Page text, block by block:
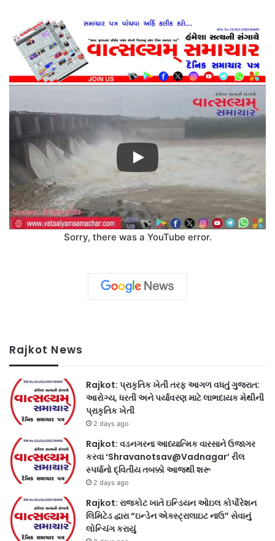
Sorry, there was a YouTube error.
Rajkot News
Rajkot: પ્રાકૃતિક ખેતી તરફ આગળ વધતું ગુજરાત:
આરોગ્ય, ધરતી અને પર્યાવરણ માટે લાભદાયક મેથીની
પ્રાકૃતિક ખેતી
2 days ago
Rajkot: વડનગરના આધ્યાત્મિક વારસાને ઉજાગર
કરવા ‘Shravanotsav@Vadnagar’ રીલ
સ્પર્ધાનો દ્વિતીય તબક્કો આજથી શરૂ
2 days ago
Rajkot: રાજકોટ ખાતે ઇન્ડિયન ઓઇલ કોર્પોરેશન
લિમિટેડ દ્વારા “ઇન્ડેન એક્સ્ટ્રાલાઇટ નાઉ” સેવાનું
લોન્ચિંગ કરાયું